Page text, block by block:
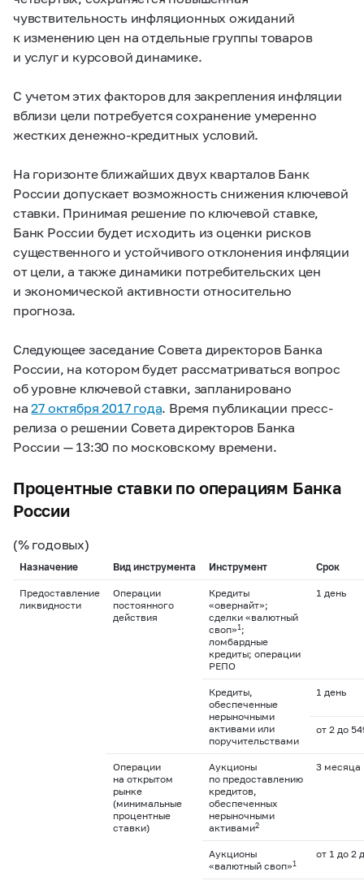
чувствительность инфляционных ожиданий
к изменению цен на отдельные группы товаров
и услуг и курсовой динамике.
С учетом этих факторов для закрепления инфляции
вблизи цели потребуется сохранение умеренно
жестких денежно-кредитных условий.
На горизонте ближайших двух кварталов Банк
России допускает возможность снижения ключевой
ставки. Принимая решение по ключевой ставке,
Банк России будет исходить из оценки рисков
существенного и устойчивого отклонения инфляции
от цели, а также динамики потребительских цен
и экономической активности относительно
прогноза.
Следующее заседание Совета директоров Банка
России, на котором будет рассматриваться вопрос
об уровне ключевой ставки, запланировано
на27 октября 2017 года. Время публикации пресс-
релиза о решении Совета директоров Банка
России — 13:30 по московскому времени.
Процентные ставки по операциям Банка
России
(% годовых)
Назначение Вид инструмента Инструмент Срок
Предоставление
ликвидности
Операции
постоянного
действия
Кредиты
«овернайт»;
сделки «валютный
своп»1;
ломбардные
кредиты; операции
РЕПО
1 день
Кредиты,
обеспеченные
нерыночными
активами или
поручительствами
1 день
от 2 до
Операции
на открытом
рынке
(минимальные
процентные
ставки)
Аукционы
по предоставлению
кредитов,
обеспеченных
нерыночными
активами2
3 месяца
Аукционы
«валютный своп»1
от 1 до 2